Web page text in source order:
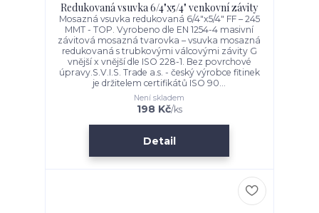
Redukovaná vsuvka 6/4"x5/4" venkovní závity
Mosazná vsuvka redukovaná 6/4"x5/4" FF – 245
MMT - TOP. Vyrobeno dle EN 1254-4 masivní
závitová mosazná tvarovka – vsuvka mosazná
redukovaná s trubkovými válcovými závity G
vnější x vnější dle ISO 228-1. Bez povrchové
úpravy.S.V.I.S. Trade a.s. - český výrobce fitinek
je držitelem certifikátů ISO 90...
198 Kč/ks
Není skladem
Detail